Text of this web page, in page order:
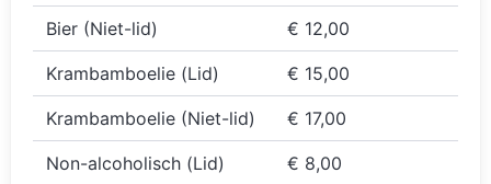
Bier (Niet-lid) € 12,00
Krambamboelie (Lid) € 15,00
Krambamboelie (Niet-lid) € 17,00
Non-alcoholisch (Lid) € 8,00